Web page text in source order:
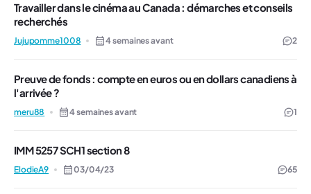
Travailler dans le cinéma au Canada : démarches et conseils
recherchés
Jujupomme1008 4 semaines avant 2
Preuve de fonds : compte en euros ou en dollars canadiens à
l'arrivée ?
meru88 4 semaines avant 1
IMM 5257 SCH1 section 8
ElodieA9 03/04/23 65